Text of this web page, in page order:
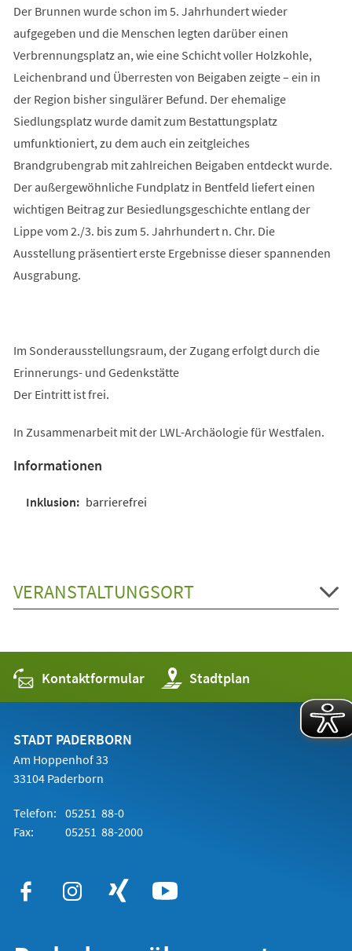
Der Brunnen wurde schon im 5. Jahrhundert wieder
aufgegeben und die Menschen legten darüber einen
Verbrennungsplatz an, wie eine Schicht voller Holzkohle,
Leichenbrand und Überresten von Beigaben zeigte – ein in
der Region bisher singulärer Befund. Der ehemalige
Siedlungsplatz wurde damit zum Bestattungsplatz
umfunktioniert, zu dem auch ein zeitgleiches
Brandgrubengrab mit zahlreichen Beigaben entdeckt wurde.
Der außergewöhnliche Fundplatz in Bentfeld liefert einen
wichtigen Beitrag zur Besiedlungsgeschichte entlang der
Lippe vom 2./3. bis zum 5. Jahrhundert n. Chr. Die
Ausstellung präsentiert erste Ergebnisse dieser spannenden
Ausgrabung.
Im Sonderausstellungsraum, der Zugang erfolgt durch die
Erinnerungs- und Gedenkstätte
Der Eintritt ist frei.
In Zusammenarbeit mit der LWL-Archäologie für Westfalen.
Informationen
barrierefrei
VERANSTALTUNGSORT
Kontaktformular Stadtplan
(Öffnet
in
einem
STADT PADERBORN
Am Hoppenhof 33
33104 Paderborn
Telefon: 05251 88-0
Fax:
05251 88-2000